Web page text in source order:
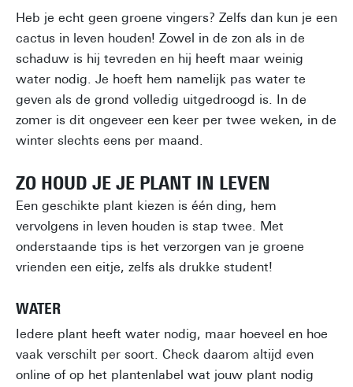
Heb je echt geen groene vingers? Zelfs dan kun je een
cactus in leven houden! Zowel in de zon als in de
schaduw is hij tevreden en hij heeft maar weinig
water nodig. Je hoeft hem namelijk pas water te
geven als de grond volledig uitgedroogd is. In de
zomer is dit ongeveer een keer per twee weken, in de
winter slechts eens per maand.
ZO HOUD JE JE PLANT IN LEVEN
Een geschikte plant kiezen is één ding, hem
vervolgens in leven houden is stap twee. Met
onderstaande tips is het verzorgen van je groene
vrienden een eitje, zelfs als drukke student!
WATER
Iedere plant heeft water nodig, maar hoeveel en hoe
vaak verschilt per soort. Check daarom altijd even
online of op het plantenlabel wat jouw plant nodig